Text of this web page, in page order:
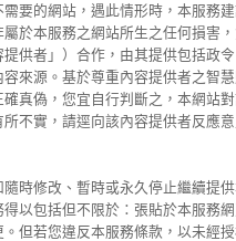
要的網站，遇此情形時，本服務
於本服務之網站所生之任何損害
供者」）合作，由其提供包括政
來源。基於尊重內容提供者之智
真偽，您宜自行判斷之，本網站
不實，請逕向該內容提供者反應意
時修改、暫時或永久停止繼續提
以包括但不限於：張貼於本服務
但若您違反本服務條款，以未經